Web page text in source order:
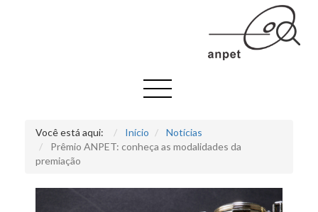
Você está aqui: Início
Notícias
Prêmio ANPET: conheça as modalidades da
premiação